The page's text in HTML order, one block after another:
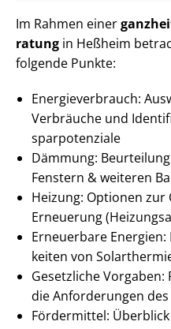
Im Rahmen einer
ra­tung in Heßheim
folgende Punkte:
En­er­gie­ver­brauch:
Verbräuche und
spar­po­ten­zia­le
Dämmung:
Fenstern & weiteren
Heizung: Optionen
Erneuerung
Erneuerbare
kei­ten von
Gesetzliche
die Anforderungen
Fördermittel: